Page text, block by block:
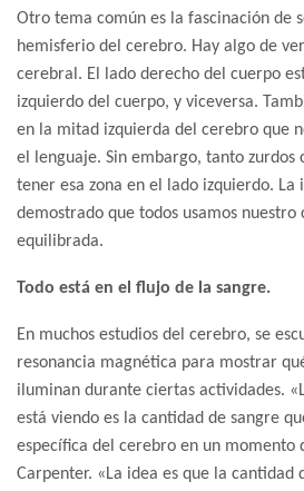
Otro tema común es la fascinación de
hemisferio del cerebro. Hay algo de
cerebral. El lado derecho del cuerpo
izquierdo del cuerpo, y viceversa.
en la mitad izquierda del cerebro que
el lenguaje. Sin embargo, tanto zurdos
tener esa zona en el lado izquierdo. La
demostrado que todos usamos
equilibrada.
Todo está en el flujo de la sangre.
En muchos estudios del cerebro, se
resonancia magnética para mostrar
iluminan durante ciertas actividades.
está viendo es la cantidad de sangre
específica del cerebro en un momento
Carpenter. «La idea es que la cantidad